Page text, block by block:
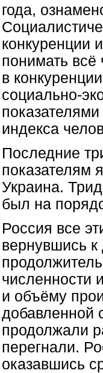
года,
конкуренции
понимать всё
в
социально-
индекса
Последние
показателям
Украина.
был на
Россия все
вернувшись
численности
и объёму
добавленной
продолжали
перегнали.
оказавшись